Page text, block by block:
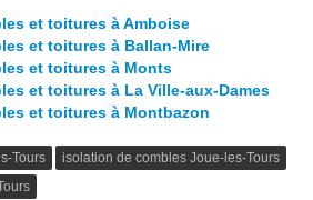
et toitures à Amboise
et toitures à Ballan-Mire
et toitures à Monts
et toitures à La Ville-aux-Dames
et toitures à Montbazon
Tours
isolation de combles Joue-les-Tours